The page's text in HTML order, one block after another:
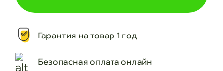
Гарантия на товар 1 год
Безопасная оплата онлайн